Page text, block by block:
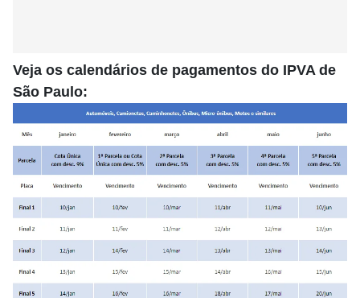
Veja os calendários de pagamentos do IPVA de
São Paulo: